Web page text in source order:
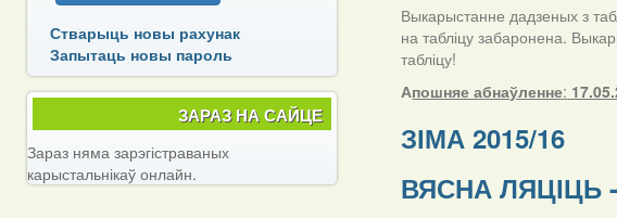
Выкарыстанне дадзеных з
на табліцу забаронена.
табліцу!
Апошняе абнаўленне:
ЗІМА 2015/16
ВЯСНА ЛЯЦІЦЬ -
Стварыць новы рахунак
Запытаць новы пароль
ЗАРАЗ НА САЙЦЕ
Зараз няма зарэгістраваных
карыстальнікаў онлайн.